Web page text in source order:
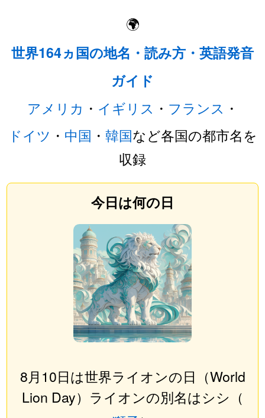
🌍
世界164ヵ国の地名・読み方・英語発音
ガイド
アメリカ ・ イギリス ・ フランス ・
ドイツ ・ 中国 ・ 韓国など各国の都市名を
収録
今日は何の日
8月10日は世界ライオンの日（World
Lion Day）ライオンの別名はシシ（